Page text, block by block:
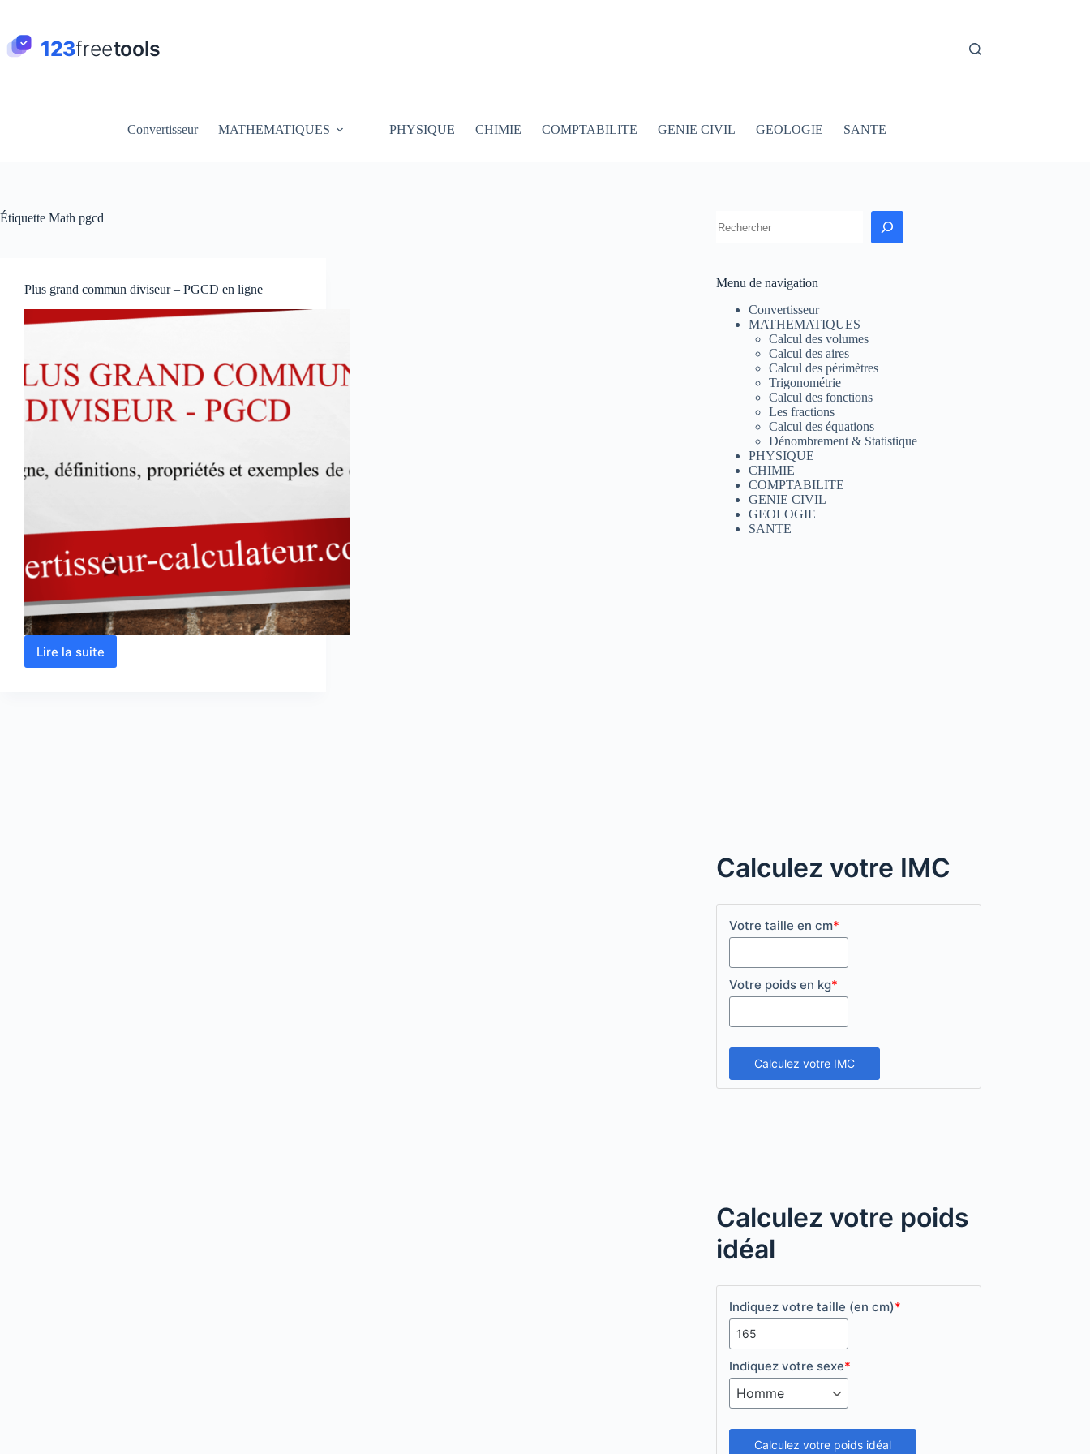
contenu
Convertisseur MATHEMATIQUES PHYSIQUE CHIMIE COMPTABILITE GENIE CIVIL GEOLOGIE SANTE
Étiquette Math pgcd
Plus grand commun diviseur – PGCD en ligne
Lire la suite
Plus
Menu de navigation
Convertisseur
MATHEMATIQUES
Calcul des volumes
Calcul des aires
Calcul des périmètres
Trigonométrie
Calcul des fonctions
Les fractions
Calcul des équations
Dénombrement & Statistique
PHYSIQUE
CHIMIE
COMPTABILITE
GENIE CIVIL
GEOLOGIE
SANTE
Calculez votre IMC
Votre taille en cm*
Votre poids en kg*
Calculez votre IMC
Calculez votre poids
idéal
Indiquez votre taille (en cm)*
Indiquez votre sexe*
Calculez votre poids idéal